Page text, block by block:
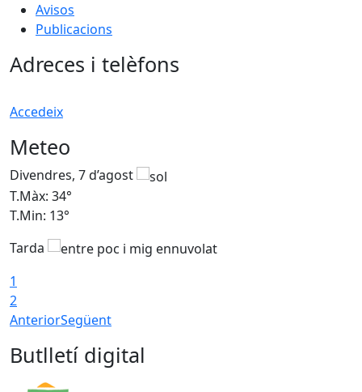
Avisos
Publicacions
Adreces i telèfons
Accedeix
Meteo
Divendres, 7 d’agost
T.Màx: 34°
T.Min: 13°
Tarda
1
2
AnteriorSegüent
Butlletí digital